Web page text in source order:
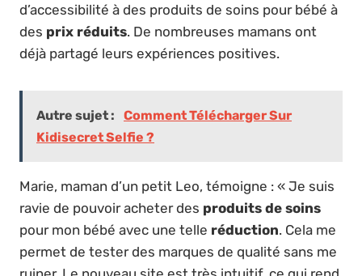
d’accessibilité à des produits de soins pour bébé à
des prix réduits. De nombreuses mamans ont
déjà partagé leurs expériences positives.
Autre sujet :
Comment Télécharger Sur
Kidisecret Selfie ?
Marie, maman d’un petit Leo, témoigne : « Je suis
ravie de pouvoir acheter des produits de soins
pour mon bébé avec une telle réduction. Cela me
permet de tester des marques de qualité sans me